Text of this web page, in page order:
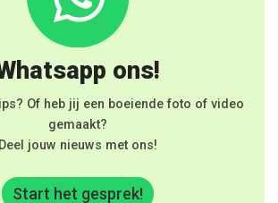
ons!
Of heb jij een boeiende foto of video
gemaakt?
Deel jouw nieuws met ons!
Start het gesprek!